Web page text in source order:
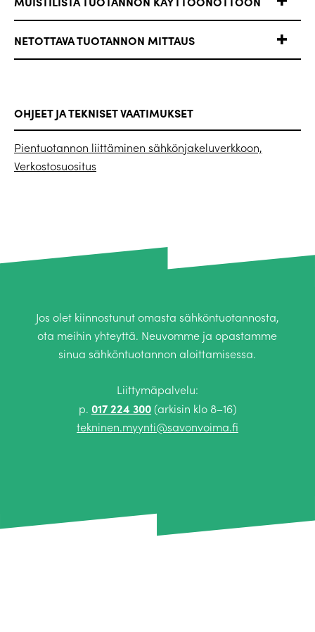
NETOTTAVA TUOTANNON MITTAUS
OHJEET JA TEKNISET VAATIMUKSET
Pientuotannon liittäminen sähkönjakeluverkkoon,
Verkostosuositus
Jos olet kiinnostunut omasta sähköntuotannosta,
ota meihin yhteyttä. Neuvomme ja opastamme
sinua sähköntuotannon aloittamisessa.
Liittymäpalvelu:
p. 017 224 300(arkisin klo 8–16)
tekninen.myynti@savonvoima.fi